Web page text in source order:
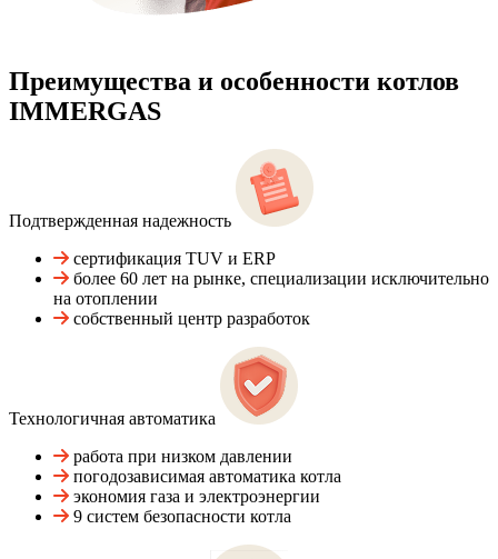
Преимущества и особенности котлов
IMMERGAS
Подтвержденная надежность
сертификация TUV и ERP
более 60 лет на рынке, специализации исключительно
на отоплении
собственный центр разработок
Технологичная автоматика
работа при низком давлении
погодозависимая автоматика котла
экономия газа и электроэнергии
9 систем безопасности котла